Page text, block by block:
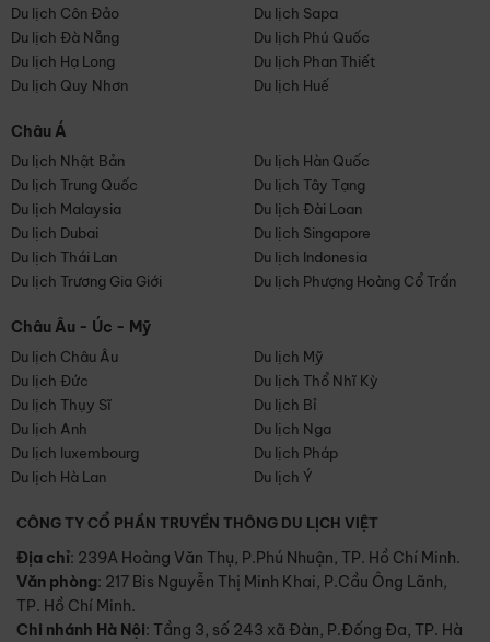
Du lịch Côn Đảo
Du lịch Sapa
Du lịch Đà Nẵng
Du lịch Phú Quốc
Du lịch Hạ Long
Du lịch Phan Thiết
Du lịch Quy Nhơn
Du lịch Huế
Châu Á
Du lịch Nhật Bản
Du lịch Hàn Quốc
Du lịch Trung Quốc
Du lịch Tây Tạng
Du lịch Malaysia
Du lịch Đài Loan
Du lịch Dubai
Du lịch Singapore
Du lịch Thái Lan
Du lịch Indonesia
Du lịch Trương Gia Giới
Du lịch Phượng Hoàng Cổ Trấn
Châu Âu - Úc - Mỹ
Du lịch Châu Âu
Du lịch Mỹ
Du lịch Đức
Du lịch Thổ Nhĩ Kỳ
Du lịch Thụy Sĩ
Du lịch Bỉ
Du lịch Anh
Du lịch Nga
Du lịch luxembourg
Du lịch Pháp
Du lịch Hà Lan
Du lịch Ý
CÔNG TY CỔ PHẦN TRUYỀN THÔNG DU LỊCH VIỆT
Địa chỉ: 239A Hoàng Văn Thụ, P.Phú Nhuận, TP. Hồ Chí Minh.
Văn phòng: 217 Bis Nguyễn Thị Minh Khai, P.Cầu Ông Lãnh,
TP. Hồ Chí Minh.
Chi nhánh Hà Nội: Tầng 3, số 243 xã Đàn, P.Đống Đa, TP. Hà